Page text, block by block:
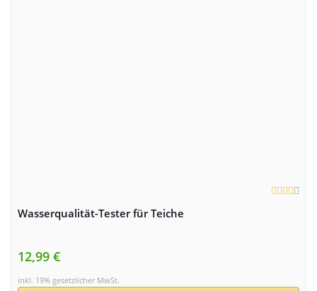
Wasserqualität-Tester für Teiche
12,99 €
inkl. 19% gesetzlicher MwSt.